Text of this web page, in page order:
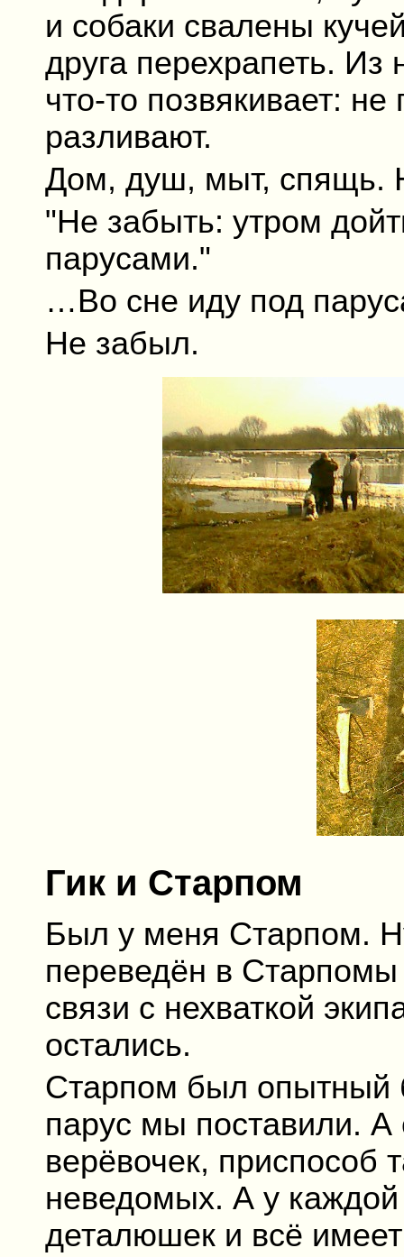
и собаки свалены
друга перехрапеть.
что-то позвякивает:
разливают.
Дом, душ, мыт, спящь.
"Не забыть: утром
парусами."
…Во сне иду под
Не забыл.
Гик и Старпом
Был у меня Старпом.
переведён в Старпомы
связи с нехваткой
остались.
Старпом был опытный
парус мы поставили. А
верёвочек, приспособ
неведомых. А у каждой
деталюшек и всё